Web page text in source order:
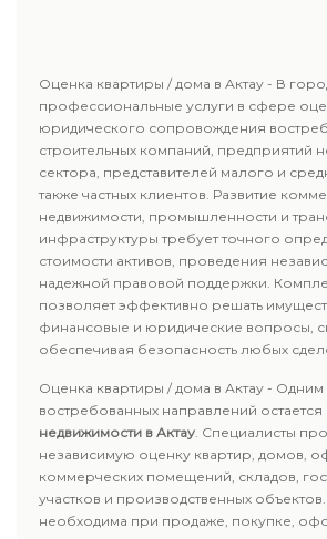
Оценка квартиры / дома в Актау - В
профессиональные услуги в сфере
юридического сопровождения
строительных компаний, предприятий
сектора, представителей малого и
также частных клиентов. Развитие
недвижимости, промышленности и
инфраструктуры требует точного
стоимости активов, проведения
надежной правовой поддержки.
позволяет эффективно решать
финансовые и юридические вопросы,
обеспечивая безопасность любых
Оценка квартиры / дома в Актау - Одним
востребованных направлений остается
недвижимости в Актау. Специалисты
независимую оценку квартир, домов,
коммерческих помещений, складов,
участков и производственных объектов.
необходима при продаже, покупке,